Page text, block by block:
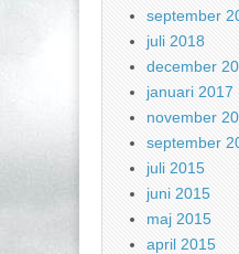
september
juli 2018
december
januari 2017
november
september
juli 2015
juni 2015
maj 2015
april 2015